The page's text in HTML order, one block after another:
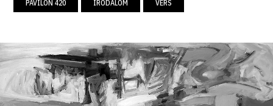
PAVILON 420 IRODALOM VERS